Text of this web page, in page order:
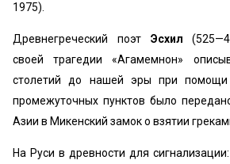
1975).
Древнегреческий поэт Эсхил
своей трагедии «Агамемнон»
столетий до нашей эры при помощи
промежуточных пунктов было
Азии в Микенский замок о взятии
На Руси в древности для